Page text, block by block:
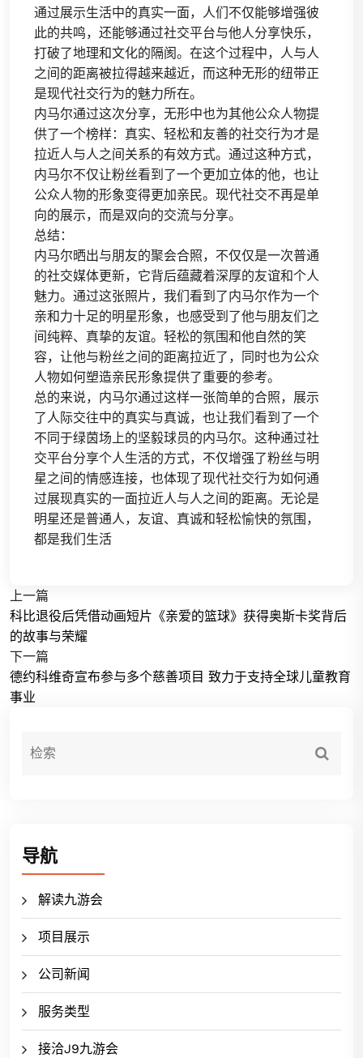
通过展示生活中的真实一面，人们不仅能够增强彼
此的共鸣，还能够通过社交平台与他人分享快乐，
打破了地理和文化的隔阂。在这个过程中，人与人
之间的距离被拉得越来越近，而这种无形的纽带正
是现代社交行为的魅力所在。
内马尔通过这次分享，无形中也为其他公众人物提
供了一个榜样：真实、轻松和友善的社交行为才是
拉近人与人之间关系的有效方式。通过这种方式，
内马尔不仅让粉丝看到了一个更加立体的他，也让
公众人物的形象变得更加亲民。现代社交不再是单
向的展示，而是双向的交流与分享。
总结：
内马尔晒出与朋友的聚会合照，不仅仅是一次普通
的社交媒体更新，它背后蕴藏着深厚的友谊和个人
魅力。通过这张照片，我们看到了内马尔作为一个
亲和力十足的明星形象，也感受到了他与朋友们之
间纯粹、真挚的友谊。轻松的氛围和他自然的笑
容，让他与粉丝之间的距离拉近了，同时也为公众
人物如何塑造亲民形象提供了重要的参考。
总的来说，内马尔通过这样一张简单的合照，展示
了人际交往中的真实与真诚，也让我们看到了一个
不同于绿茵场上的坚毅球员的内马尔。这种通过社
交平台分享个人生活的方式，不仅增强了粉丝与明
星之间的情感连接，也体现了现代社交行为如何通
过展现真实的一面拉近人与人之间的距离。无论是
明星还是普通人，友谊、真诚和轻松愉快的氛围，
都是我们生活
上一篇
科比退役后凭借动画短片《亲爱的篮球》获得奥斯卡奖背后
的故事与荣耀
下一篇
德约科维奇宣布参与多个慈善项目 致力于支持全球儿童教育
事业
导航
解读九游会
项目展示
公司新闻
服务类型
接洽J9九游会